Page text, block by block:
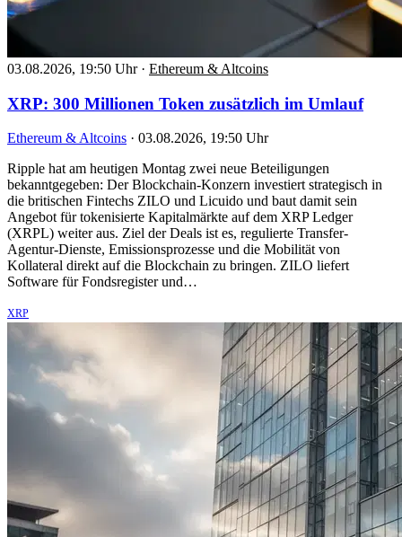
03.08.2026, 19:50 Uhr · Ethereum & Altcoins
XRP: 300 Millionen Token zusätzlich im Umlauf
Ethereum & Altcoins · 03.08.2026, 19:50 Uhr
Ripple hat am heutigen Montag zwei neue Beteiligungen
bekanntgegeben: Der Blockchain-Konzern investiert strategisch in
die britischen Fintechs ZILO und Licuido und baut damit sein
Angebot für tokenisierte Kapitalmärkte auf dem XRP Ledger
(XRPL) weiter aus. Ziel der Deals ist es, regulierte Transfer-
Agentur-Dienste, Emissionsprozesse und die Mobilität von
Kollateral direkt auf die Blockchain zu bringen. ZILO liefert
Software für Fondsregister und…
XRP